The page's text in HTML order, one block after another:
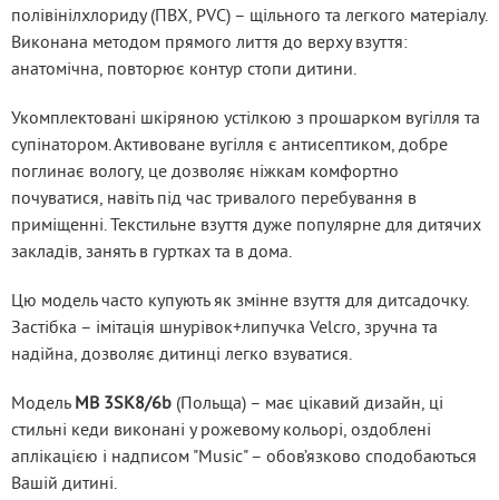
полівінілхлориду (ПВХ, PVC) – щільного та легкого матеріалу.
Виконана методом прямого лиття до верху взуття:
анатомічна, повторює контур стопи дитини.
Укомплектовані шкіряною устілкою з прошарком вугілля та
супінатором. Активоване вугілля є антисептиком, добре
поглинає вологу, це дозволяє ніжкам комфортно
почуватися, навіть під час тривалого перебування в
приміщенні. Текстильне взуття дуже популярне для дитячих
закладів, занять в гуртках та в дома.
Цю модель часто купують як змінне взуття для дитсадочку.
Застібка – імітація шнурівок+липучка Velcro, зручна та
надійна, дозволяє дитинці легко взуватися.
Модель MB 3SK8/6b (Польща) – має цікавий дизайн, ці
стильні кеди виконані у рожевому кольорі, оздоблені
аплікацією і надписом "Music" – обов’язково сподобаються
Вашій дитині.